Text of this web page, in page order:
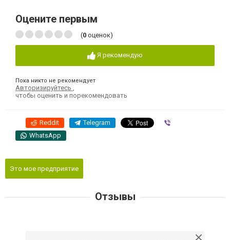
Оцените первым
(0 оценок)
Я рекомендую
Пока никто не рекомендует
Авторизируйтесь
чтобы оценить и порекомендовать
Reddit Telegram
WhatsApp
Это мое предприятие
Отзывы